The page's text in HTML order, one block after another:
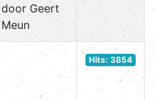
door Geert
Meun
Hits: 3854